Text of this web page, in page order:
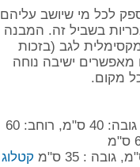
לכל מי שיושב עליהם
בשביל זה. המבנה
לגב (בזכות
ישיבה נוחה
מקום.
כסאות "האמיש" גודל L במידות: גובה: 40 ס"מ, רוחב: 60
קטלוג